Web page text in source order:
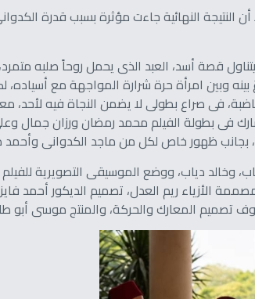
النتيجة النهائية جاءت مؤثرة بسبب قدرة
قصة أسد، العبد الذى يحمل روحاً صلبه
وبين امرأة حرة شرارة المواجهة مع أسياده،
فى صراع بطولى لا يضمن النجاة فيه لأحد،
فى بطولة الفيلم محمد رمضان ورزان جمال
بجانب ظهور خاص لكل من ماجد الكدوانى
وخالد دياب، ووضع الموسيقى التصويرية للفيلم
الأزياء ريم العدل، تصميم الديكور أحمد
تصميم المعارك والحركة، والمنتج موسى أبو